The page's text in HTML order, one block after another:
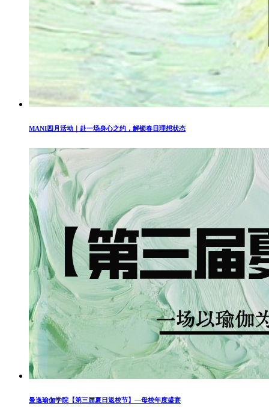
MANI四月活动｜赴一场身心之约，解锁春日理想状态
曼逸瑜伽学院【第三届夏日返校节】—母校年度盛宴